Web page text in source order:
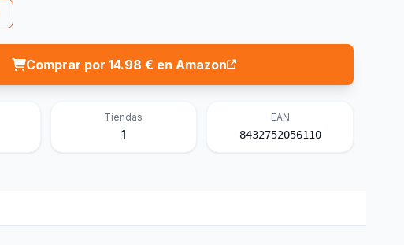
Comprar por 14.98 € en Amazon
Tiendas
1
EAN
8432752056110